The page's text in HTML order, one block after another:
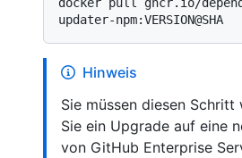
docker pull ghcr.io/
Hinweis
Sie müssen diesen Schritt
Sie ein Upgrade auf eine
von GitHub Enterprise